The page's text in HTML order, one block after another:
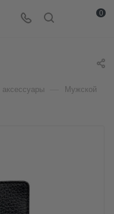
0
аксессуары Мужской